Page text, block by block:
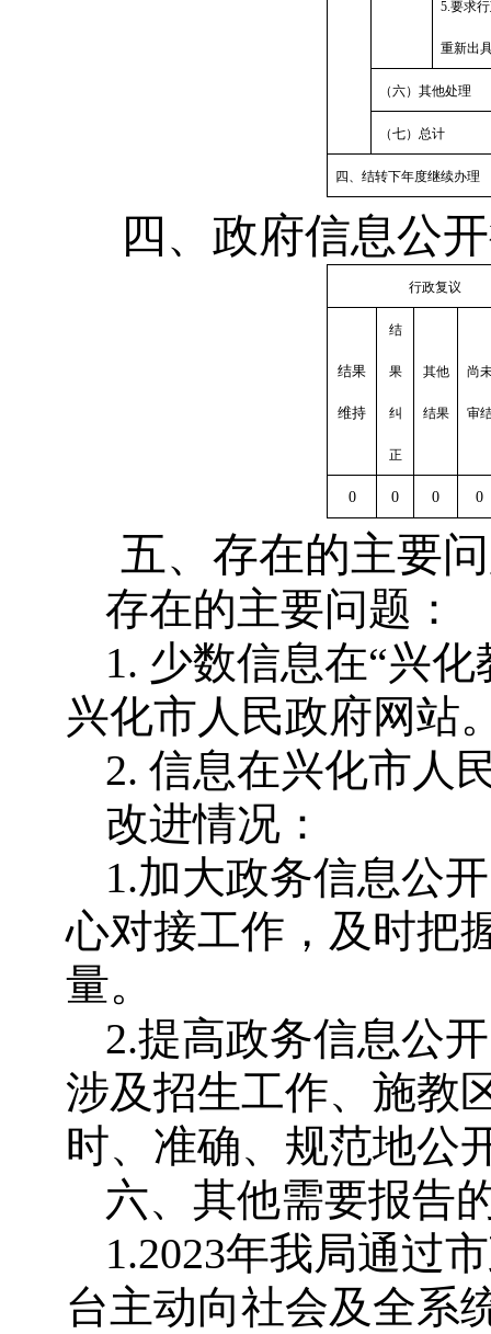
5.要求
重新出
（六）其他处理
（七）总计
四、结转下年度继续办理
四、政府信息公
行政复议
结果
维持
结
果
纠
正
其他
结果
尚
审
0 0 0 0
五、存在的主要
存在的主要问题：
1. 少数信息在“兴
兴化市人民政府网站
2. 信息在兴化市人
改进情况：
1.加大政务信息公
心对接工作，及时把
量。
2.提高政务信息公
涉及招生工作、施教
时、准确、规范地公
六、其他需要报告
1.2023年我局通过
台主动向社会及全系